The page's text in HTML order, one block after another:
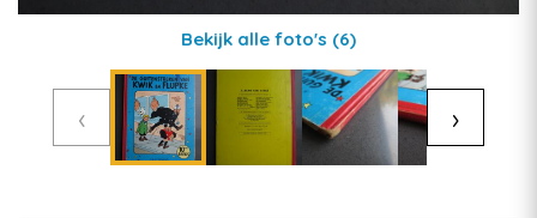
Bekijk alle foto's (6)
‹ ›